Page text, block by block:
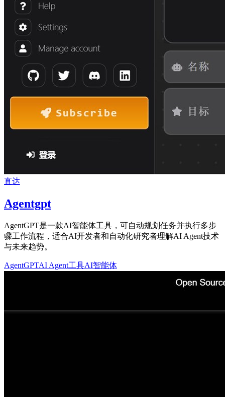
直达
Agentgpt
AgentGPT是一款AI智能体工具，可自动规划任务并执行多步
骤工作流程，适合AI开发者和自动化研究者理解AI Agent技术
与未来趋势。
AgentGPTAI Agent工具AI智能体